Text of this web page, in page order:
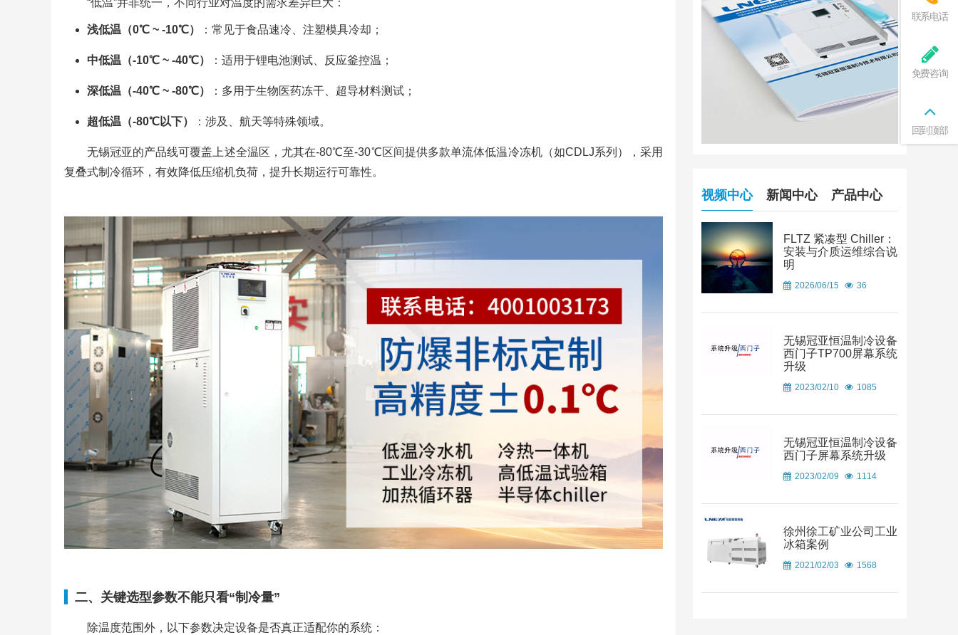
“低温”并非统一，不同行业对温度的需求差异巨大：
浅低温（0℃ ~ -10℃） ：常见于食品速冷、注塑模具冷却；
中低温（-10℃ ~ -40℃） ：适用于锂电池测试、反应釜控温；
深低温（-40℃ ~ -80℃） ：多用于生物医药冻干、超导材料测试；
超低温（-80℃以下） ：涉及、航天等特殊领域。
无锡冠亚的产品线可覆盖上述全温区，尤其在-80℃至-30℃区间提供多款单流体低温冷冻机（如CDLJ系列），采用
复叠式制冷循环，有效降低压缩机负荷，提升长期运行可靠性。
二、关键选型参数不能只看“制冷量”
除温度范围外，以下参数决定设备是否真正适配你的系统：
视频中心 新闻中心 产品中心
FLTZ 紧凑型 Chiller：
安装与介质运维综合说
明
2026/06/15 36
无锡冠亚恒温制冷设备
西门子TP700屏幕系统
升级
2023/02/10 1085
无锡冠亚恒温制冷设备
西门子屏幕系统升级
2023/02/09 1114
徐州徐工矿业公司工业
冰箱案例
2021/02/03 1568
联系电话
免费咨询
回到顶部